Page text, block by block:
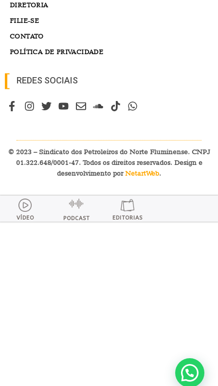
DIRETORIA
FILIE-SE
CONTATO
POLÍTICA DE PRIVACIDADE
REDES SOCIAIS
© 2023 – Sindicato dos Petroleiros do Norte Fluminense. CNPJ
01.322.648/0001-47. Todos os direitos reservados. Design e
desenvolvimento porNetartWeb.
VÍDEO PODCAST EDITORIAS